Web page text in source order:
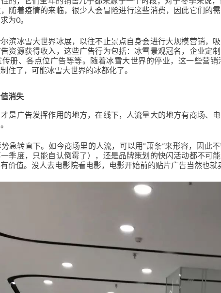
随着疫情的来临，很少人会冒险进行这些消费，因此它们的
为0。
滨冰雪大世界冰展，以往不止景点自身会进行大规模营销，
资源获得收入，这些广告行为包括：冰雪景观冠名，企业定
册、各点位广告等等。随着冰雪大世界的停业，这一些营
住了，可能冰雪大世界的冰都化了。
消失
是广告发挥作用的地方，在线下，人流量大的地方有商场、
急转直下。如今商场里的人流，可以用“萧条”来形容，因此
季度，只能自认倒霉了），还是品牌策划的快闪活动都不可
价值。没人去电影院看电影，电影开始前的贴片广告当然也就